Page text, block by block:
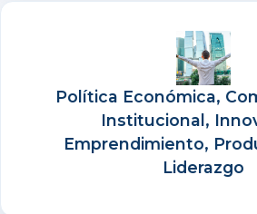
Política Económica,
Institucional,
Emprendimiento,
Liderazgo